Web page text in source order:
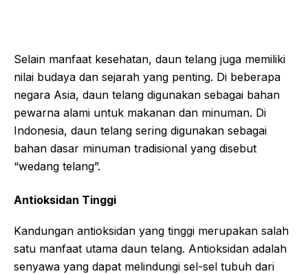
Selain manfaat kesehatan, daun telang juga memiliki
nilai budaya dan sejarah yang penting. Di beberapa
negara Asia, daun telang digunakan sebagai bahan
pewarna alami untuk makanan dan minuman. Di
Indonesia, daun telang sering digunakan sebagai
bahan dasar minuman tradisional yang disebut
“wedang telang”.
Antioksidan Tinggi
Kandungan antioksidan yang tinggi merupakan salah
satu manfaat utama daun telang. Antioksidan adalah
senyawa yang dapat melindungi sel-sel tubuh dari